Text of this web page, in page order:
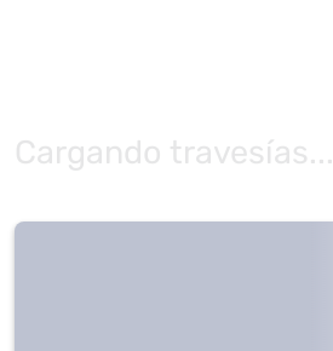
Cargando travesías...